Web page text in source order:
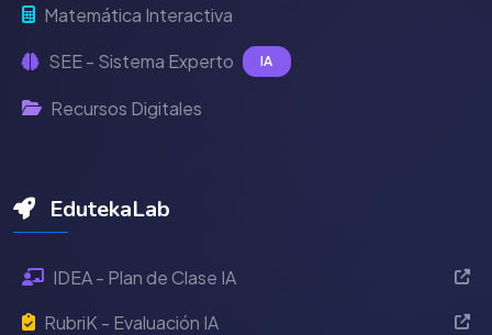
Matemática Interactiva
SEE - Sistema Experto IA
Recursos Digitales
EdutekaLab
IDEA - Plan de Clase IA
RubriK - Evaluación IA